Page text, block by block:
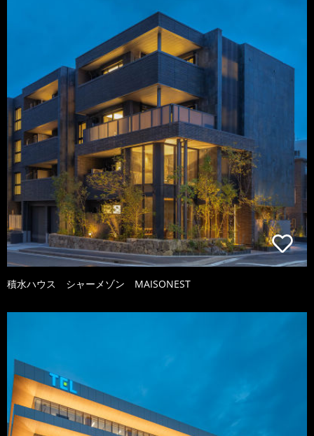
積水ハウス シャーメゾン MAISONEST